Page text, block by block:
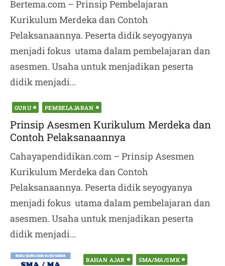
Bertema.com – Prinsip Pembelajaran
Kurikulum Merdeka dan Contoh
Pelaksanaannya. Peserta didik seyogyanya
menjadi fokus utama dalam pembelajaran dan
asesmen. Usaha untuk menjadikan peserta
didik menjadi...
Posted
on
GURU PEMBELAJARAN
Prinsip Asesmen Kurikulum Merdeka dan
Contoh Pelaksanaannya
Cahayapendidikan.com – Prinsip Asesmen
Kurikulum Merdeka dan Contoh
Pelaksanaannya. Peserta didik seyogyanya
menjadi fokus utama dalam pembelajaran dan
asesmen. Usaha untuk menjadikan peserta
didik menjadi...
Posted
BAHAN AJAR SMA/MA/SMK